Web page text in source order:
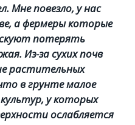
Мне повезло, у нас
а фермеры которые
потерять
Из-за сухих почв
растительных
в грунте малое
у которых
ослабляется